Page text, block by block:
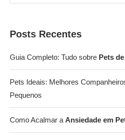
Posts Recentes
Guia Completo: Tudo sobre Pets
Pets Ideais: Melhores
Pequenos
Como Acalmar a Ansiedade em